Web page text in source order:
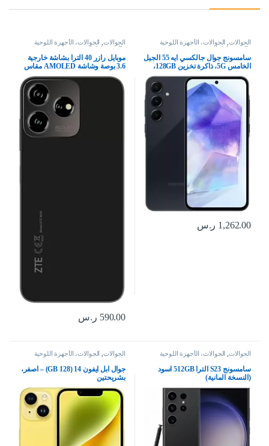
الجوالات, الجوالات، الأجهزة اللوحية
وإكسسواراتها
سامسونج جوال جالكسي ايه 55 الجيل
الخامس 5G، ذاكرة تخزين 128GB،
ذاكرة RAM 8GB، هاتف ذكي بنظام
اندرويد، كحلي رائع (اصدار المملكة
العربية السعودية)
1,262.00 ر.س
الجوالات, الجوالات، الأجهزة اللوحية
وإكسسواراتها
موبايل رازر 40 الترا بشاشة خارجية
3.6 بوصة وشاشة AMOLED مقاس
ميجابكسل وشحن توربو باور 30 وات
واندرويد 13 و8 256 جيجابايت فيفا
ماجنتا من موتورولا، شفاف، شريحة
590.00 ر.س
الجوالات الجوالات، الأجهزة اللوحية
وإكسسواراتها
سامسونج S23 الترا 512GB اسود
(النسخة المانية)
الجوالات الجوالات، الأجهزة اللوحية
وإكسسواراتها
جوال ابل ايفون 14 (128 GB) – اصفر،
بشريحتين